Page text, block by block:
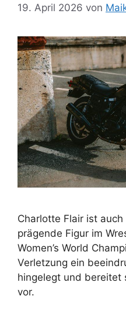
19. April 2026 von
Charlotte Flair ist
prägende Figur im
Women’s World
Verletzung ein
hingelegt und bereitet
vor.